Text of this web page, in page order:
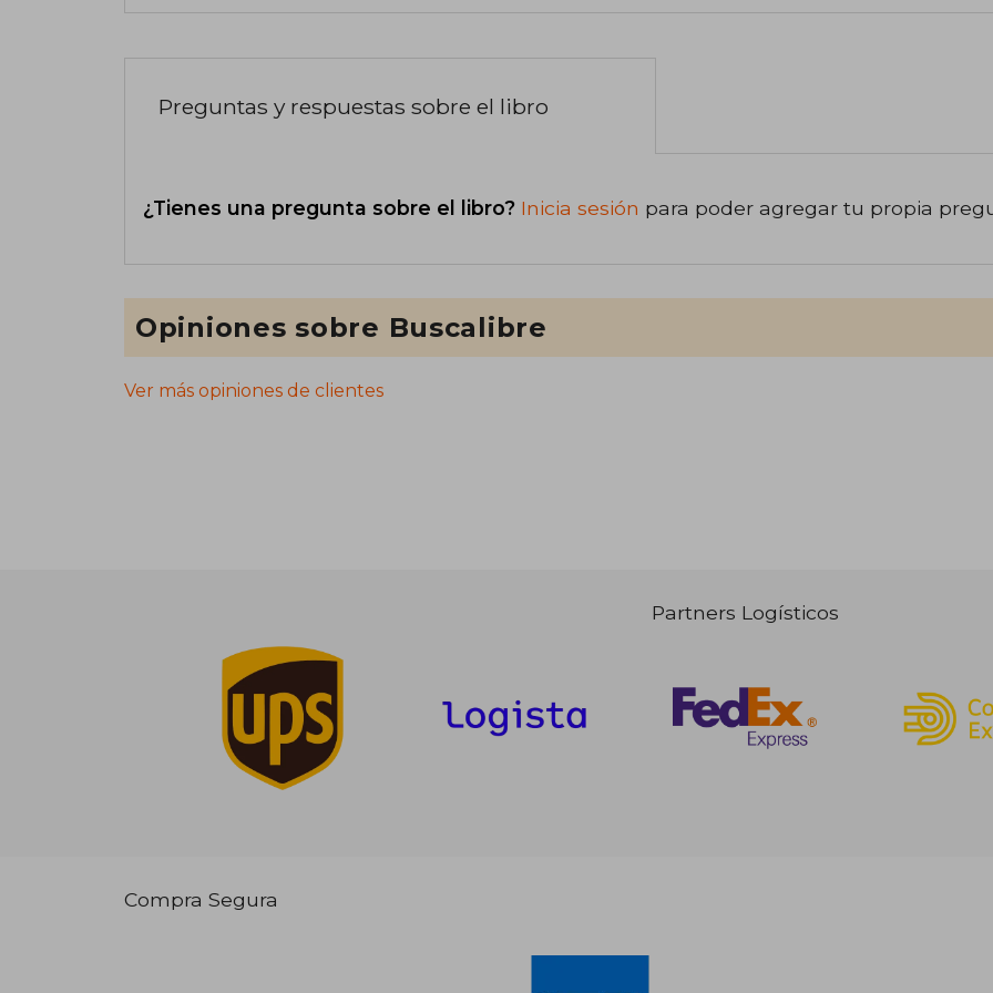
Preguntas y respuestas sobre el libro
¿Tienes una pregunta sobre el libro? Inicia sesión para poder agregar tu propia
Opiniones sobre Buscalibre
Ver más opiniones de clientes
Partners Logísticos
Compra Segura